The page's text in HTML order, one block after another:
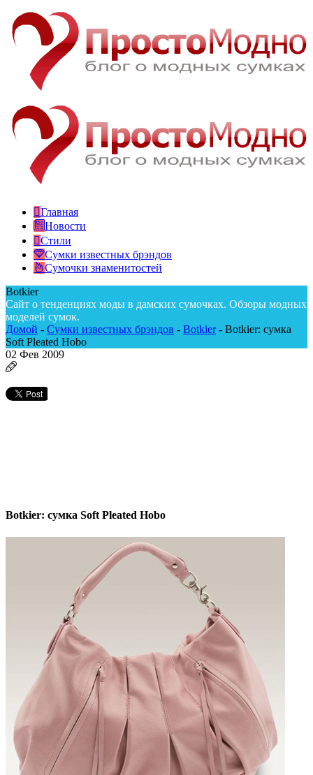
Главная
Новости
Стили
Сумки известных брэндов
Сумочки знаменитостей
Botkier
Сайт о тенденциях моды в дамских сумочках. Обзоры модных
моделей сумок.
Домой - Сумки известных брэндов - Botkier - Botkier: сумка
Soft Pleated Hobo
02 Фев 2009
Botkier: сумка Soft Pleated Hobo